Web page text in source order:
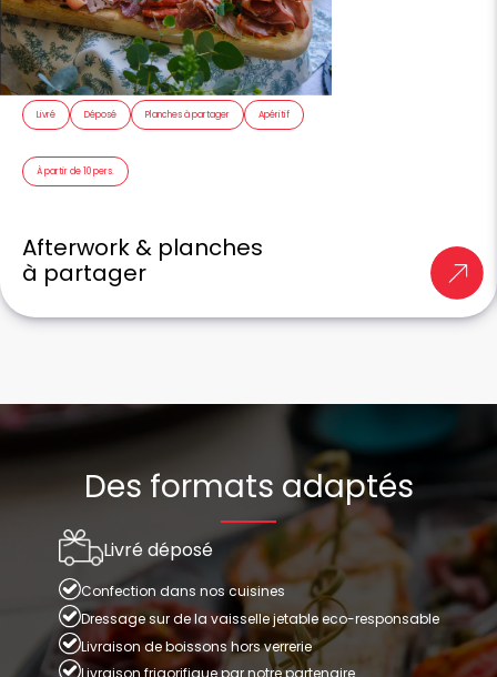
Livré Déposé Planches à partager Apéritif
À partir de 10 pers.
Afterwork & planches
à partager
Des formats adaptés
Livré déposé
Confection dans nos cuisines
Dressage sur de la vaisselle jetable eco-responsable
Livraison de boissons hors verrerie